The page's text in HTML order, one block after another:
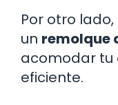
Por otro
un remolque
acomodar tu
eficiente.